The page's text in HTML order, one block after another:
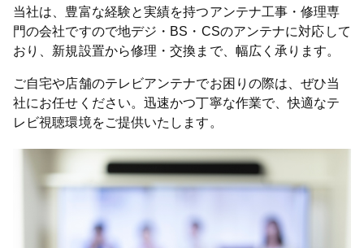
当社は、豊富な経験と実績を持つアンテナ工事・修理専
門の会社ですので地デジ・BS・CSのアンテナに対応して
おり、新規設置から修理・交換まで、幅広く承ります。
ご自宅や店舗のテレビアンテナでお困りの際は、ぜひ当
社にお任せください。迅速かつ丁寧な作業で、快適なテ
レビ視聴環境をご提供いたします。